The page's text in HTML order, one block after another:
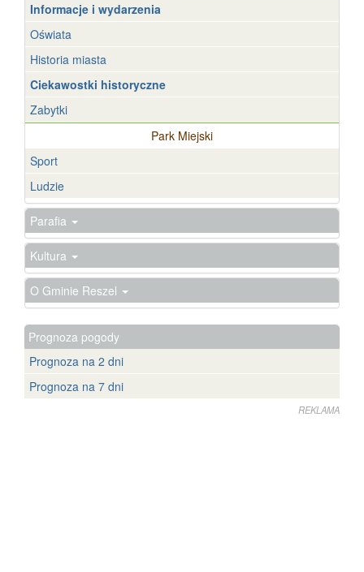
Informacje i wydarzenia
Oświata
Historia miasta
Ciekawostki historyczne
Zabytki
Park Miejski
Sport
Ludzie
Parafia
Kultura
O Gminie Reszel
Prognoza pogody
Prognoza na 2 dni
Prognoza na 7 dni
REKLAMA